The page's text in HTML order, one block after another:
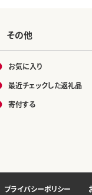
その他
お気に入り
最近チェックした返礼品
寄付する
プライバシーポリシー